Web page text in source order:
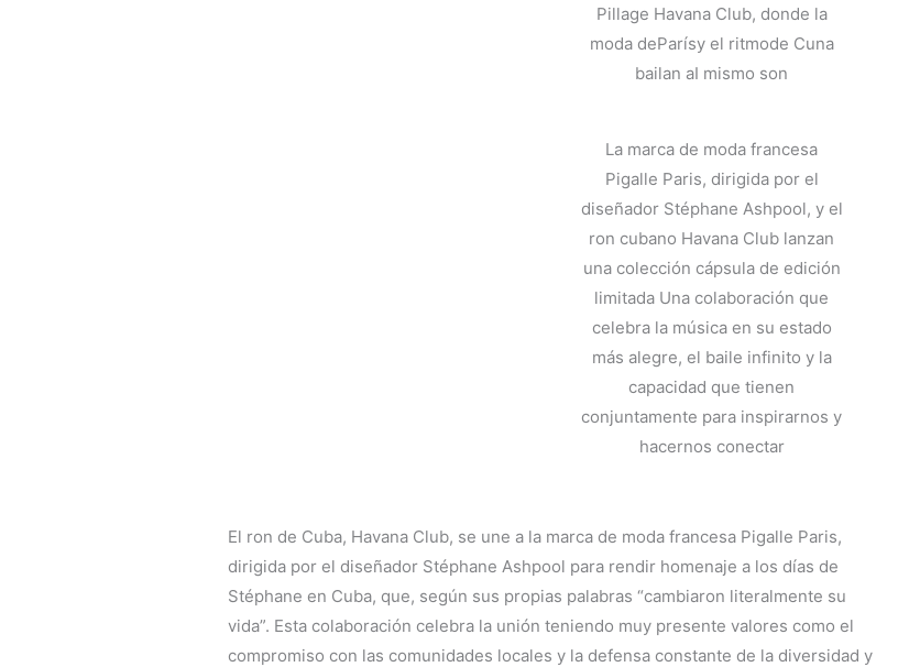
Pillage Havana Club, donde la
moda deParísy el ritmode Cuna
bailan aI mismo son
La marca de moda francesa
Pigalle Paris, dirigida por el
diseñador Stéphane Ashpool, y el
ron cubano Havana Club lanzan
una colección cápsula de edición
limitada Una colaboración que
celebra la música en su estado
más alegre, el baile infinito y la
capacidad que tienen
conjuntamente para inspirarnos y
hacernos conectar
El ron de Cuba, Havana Club, se une a la marca de moda francesa Pigalle Paris,
dirigida por el diseñador Stéphane Ashpool para rendir homenaje a los días de
Stéphane en Cuba, que, según sus propias palabras “cambiaron literalmente su
vida”. Esta colaboración celebra la unión teniendo muy presente valores como el
compromiso con las comunidades locales y la defensa constante de la diversidad y